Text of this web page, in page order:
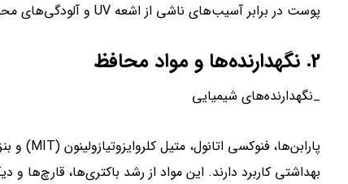
پوست در برابر آسیب‌های ناشی از اشعه UV و آلودگی‌های محیطی کمک می‌کنند.
2. نگهدارنده‌ها و مواد محافظ
_نگهدارنده‌های شیمیایی
پارابن‌ها، فنوکسی اتانول، متیل کلروایزوتیازولینون (MIT) و بنزوئیک اسید به عنوان
بهداشتی کاربرد دارند. این مواد از رشد باکتری‌ها، قارچ‌ها